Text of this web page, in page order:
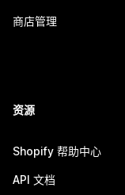
商店管理
资源
Shopify 帮助中心
API 文档